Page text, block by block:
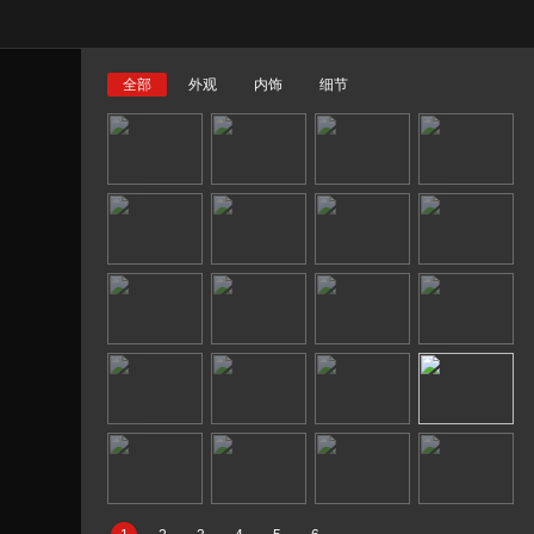
全部 外观 内饰 细节